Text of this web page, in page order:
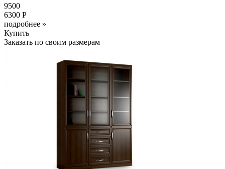
9500
6300 Р
подробнее »
Купить
Заказать по своим размерам